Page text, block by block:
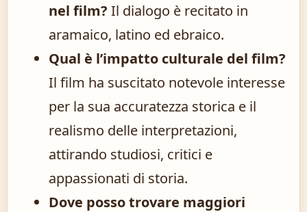
nel film? Il dialogo è recitato in
aramaico, latino ed ebraico.
Qual è l’impatto culturale del film?
Il film ha suscitato notevole interesse
per la sua accuratezza storica e il
realismo delle interpretazioni,
attirando studiosi, critici e
appassionati di storia.
Dove posso trovare maggiori